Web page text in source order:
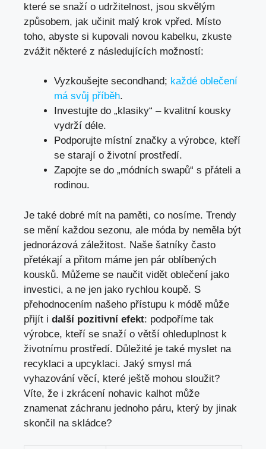
které se snaží o udržitelnost, jsou skvělým
způsobem, jak učinit malý krok vpřed. Místo
toho, abyste si kupovali novou kabelku, zkuste
zvážit některé z následujících možností:
Vyzkoušejte secondhand; každé oblečení
má svůj příběh.
Investujte do „klasiky“ – kvalitní kousky
vydrží déle.
Podporujte místní značky a výrobce, kteří
se starají o životní prostředí.
Zapojte se do „módních swapů“ s přáteli a
rodinou.
Je také dobré mít na paměti, co nosíme. Trendy
se mění každou sezonu, ale móda by neměla být
jednorázová záležitost. Naše šatníky často
přetékají a přitom máme jen pár oblíbených
kousků. Můžeme se naučit vidět oblečení jako
investici, a ne jen jako rychlou koupě. S
přehodnocením našeho přístupu k módě může
přijít i další pozitivní efekt: podpoříme tak
výrobce, kteří se snaží o větší ohleduplnost k
životnímu prostředí. Důležité je také myslet na
recyklaci a upcyklaci. Jaký smysl má
vyhazování věcí, které ještě mohou sloužit?
Víte, že i zkrácení nohavic kalhot může
znamenat záchranu jednoho páru, který by jinak
skončil na skládce?